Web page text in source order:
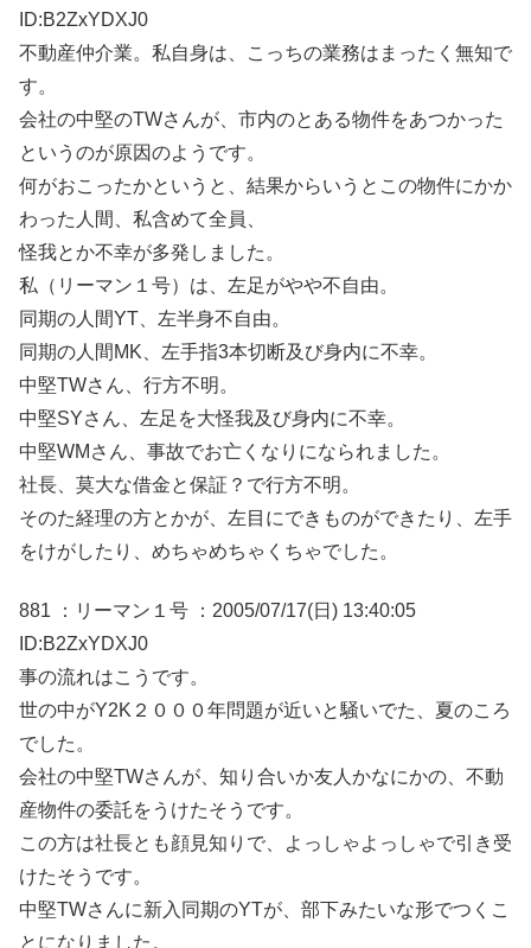
ID:B2ZxYDXJ0
不動産仲介業。私自身は、こっちの業務はまったく無知で
す。
会社の中堅のTWさんが、市内のとある物件をあつかった
というのが原因のようです。
何がおこったかというと、結果からいうとこの物件にかか
わった人間、私含めて全員、
怪我とか不幸が多発しました。
私（リーマン１号）は、左足がやや不自由。
同期の人間YT、左半身不自由。
同期の人間MK、左手指3本切断及び身内に不幸。
中堅TWさん、行方不明。
中堅SYさん、左足を大怪我及び身内に不幸。
中堅WMさん、事故でお亡くなりになられました。
社長、莫大な借金と保証？で行方不明。
そのた経理の方とかが、左目にできものができたり、左手
をけがしたり、めちゃめちゃくちゃでした。
881 ：リーマン１号 ：2005/07/17(日) 13:40:05
ID:B2ZxYDXJ0
事の流れはこうです。
世の中がY2K２０００年問題が近いと騒いでた、夏のころ
でした。
会社の中堅TWさんが、知り合いか友人かなにかの、不動
産物件の委託をうけたそうです。
この方は社長とも顔見知りで、よっしゃよっしゃで引き受
けたそうです。
中堅TWさんに新入同期のYTが、部下みたいな形でつくこ
とになりました。